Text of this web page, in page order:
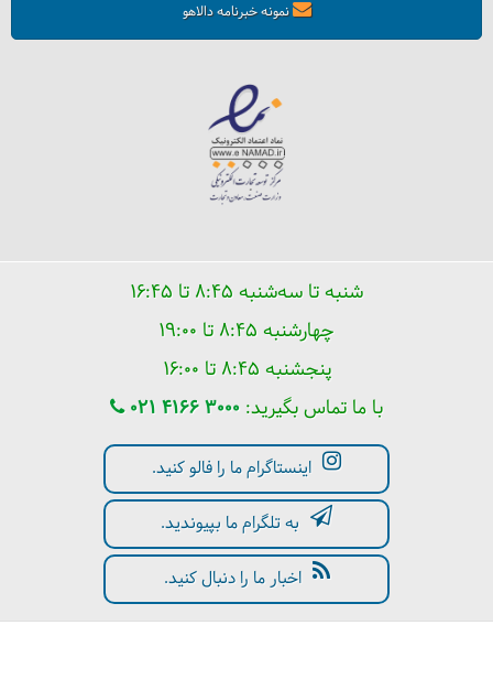
نمونه خبرنامه دالاهو
شنبه تا سه‌شنبه ۸:۴۵ تا ۱۶:۴۵
چهارشنبه ۸:۴۵ تا ۱۹:۰۰
پنجشنبه ۸:۴۵ تا ۱۶:۰۰
با ما تماس بگیرید: 021 4166 3000
اینستاگرام ما را فالو کنید.
به تلگرام ما بپیوندید.
اخبار ما را دنبال کنید.